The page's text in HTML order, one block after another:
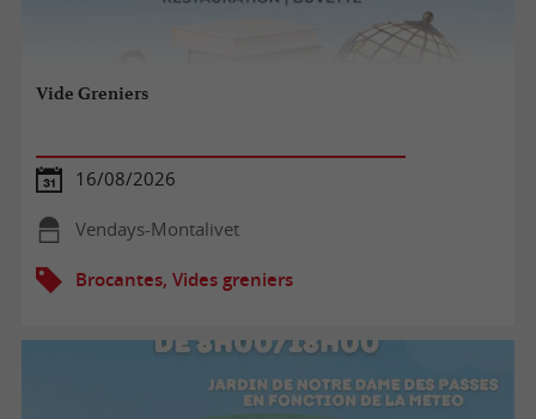
Vide Greniers
16/08/2026
Vendays-Montalivet
Brocantes, Vides greniers